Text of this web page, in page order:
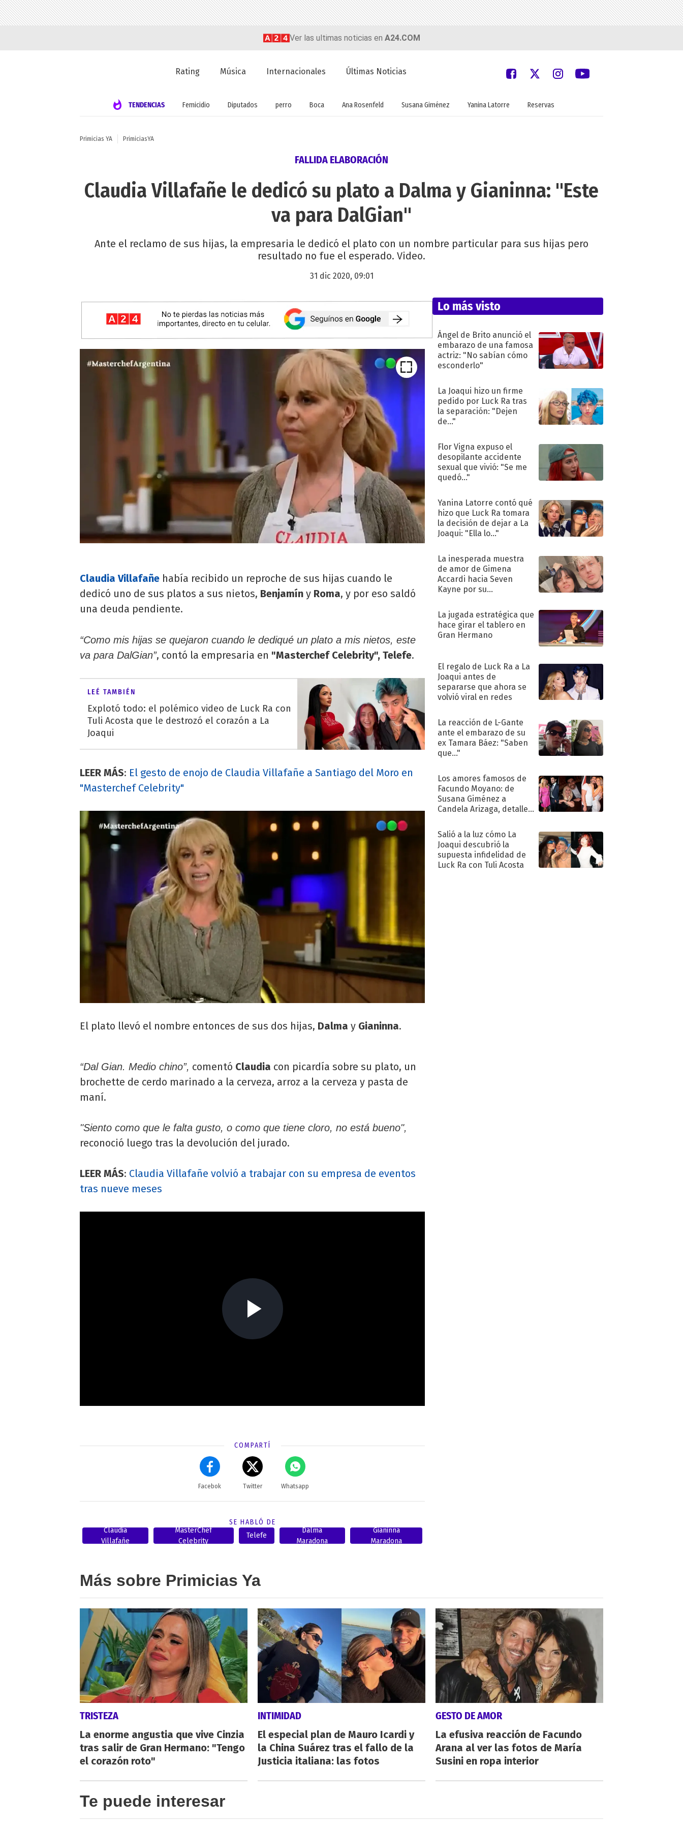
Ver las ultimas noticias en A24.COM
Rating Música Internacionales Últimas Noticias
TENDENCIAS Femicidio Diputados perro Boca Ana Rosenfeld Susana Giménez Yanina Latorre Reservas
Primicias YA PrimiciasYA
FALLIDA ELABORACIÓN
Claudia Villafañe le dedicó su plato a Dalma y Gianinna: "Este
va para DalGian"
Ante el reclamo de sus hijas, la empresaria le dedicó el plato con un nombre particular para sus hijas pero
resultado no fue el esperado. Video.
31 dic 2020, 09:01
Claudia Villafañe había recibido un reproche de sus hijas cuando le
dedicó uno de sus platos a sus nietos, Benjamín y Roma, y por eso saldó
una deuda pendiente.
“Como mis hijas se quejaron cuando le dediqué un plato a mis nietos, este
va para DalGian”, contó la empresaria en "Masterchef Celebrity", Telefe.
LEÉ TAMBIÉN
Explotó todo: el polémico video de Luck Ra con
Tuli Acosta que le destrozó el corazón a La
Joaqui
LEER MÁS: El gesto de enojo de Claudia Villafañe a Santiago del Moro en
"Masterchef Celebrity"
El plato llevó el nombre entonces de sus dos hijas, Dalma y Gianinna.
“Dal Gian. Medio chino”, comentó Claudia con picardía sobre su plato, un
brochette de cerdo marinado a la cerveza, arroz a la cerveza y pasta de
maní.
"Siento como que le falta gusto, o como que tiene cloro, no está bueno",
reconoció luego tras la devolución del jurado.
LEER MÁS: Claudia Villafañe volvió a trabajar con su empresa de eventos
tras nueve meses
COMPARTÍ
Facebok Twitter Whatsapp
SE HABLÓ DE
Claudia
Villafañe
MasterChef
Celebrity
Telefe
Dalma
Maradona
Gianinna
Maradona
Lo más visto
Ángel de Brito anunció el
embarazo de una famosa
actriz: "No sabían cómo
esconderlo"
La Joaqui hizo un firme
pedido por Luck Ra tras
la separación: "Dejen
de..."
Flor Vigna expuso el
desopilante accidente
sexual que vivió: "Se me
quedó..."
Yanina Latorre contó qué
hizo que Luck Ra tomara
la decisión de dejar a La
Joaqui: "Ella lo..."
La inesperada muestra
de amor de Gimena
Accardi hacia Seven
Kayne por su
La jugada estratégica que
hace girar el tablero en
Gran Hermano
El regalo de Luck Ra a La
Joaqui antes de
separarse que ahora se
volvió viral en redes
La reacción de L-Gante
ante el embarazo de su
ex Tamara Báez: "Saben
que..."
Los amores famosos de
Facundo Moyano: de
Susana Giménez a
Candela Arizaga, detalles
sentimental
Salió a la luz cómo La
Joaqui descubrió la
supuesta infidelidad de
Luck Ra con Tuli Acosta
Más sobre Primicias Ya
TRISTEZA
La enorme angustia que vive Cinzia
tras salir de Gran Hermano: "Tengo
el corazón roto"
INTIMIDAD
El especial plan de Mauro Icardi y
la China Suárez tras el fallo de la
Justicia italiana: las fotos
GESTO DE AMOR
La efusiva reacción de Facundo
Arana al ver las fotos de María
Susini en ropa interior
Te puede interesar